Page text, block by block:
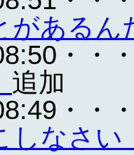
があるん
・・
追加
・・
しなさい